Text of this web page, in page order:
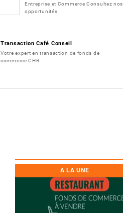
Entreprise et Commerce Consultez nos
opportunités
Transaction Café Conseil
Votre expert en transaction de fonds de
commerce CHR
A LA UNE